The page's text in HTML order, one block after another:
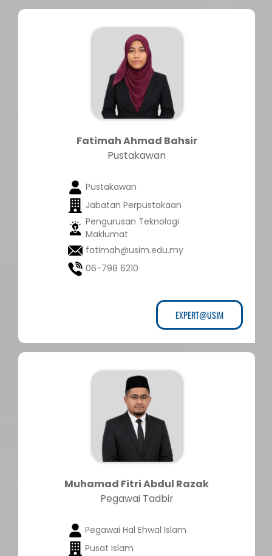
Fatimah Ahmad Bahsir
Pustakawan
Pustakawan
Jabatan Perpustakaan
Pengurusan Teknologi
Maklumat
fatimah@usim.edu.my
06-798 6210
EXPERT@USIM
Muhamad Fitri Abdul Razak
Pegawai Tadbir
Pegawai Hal Ehwal Islam
Pusat Islam